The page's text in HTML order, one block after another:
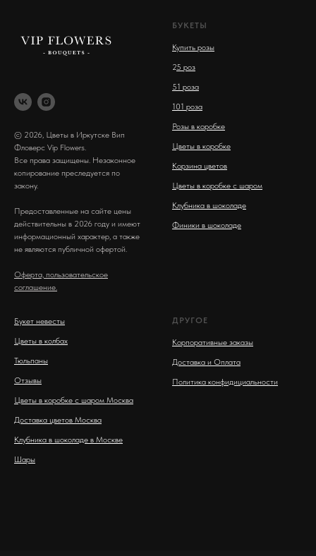
© 2026, Цветы в Иркутске Вип
Фловерс Vip Flowers.
Все права защищены. Незаконное
копирование преследуется по
закону.
Предоставленные на сайте цены
действительны в 2026 году и имеют
информационный характер, а также
не являются публичной офертой.
Оферта, пользовательское
соглашение.
БУКЕТЫ
Купить розы
25 роз
51 роза
101 роза
Розы в коробке
Цветы в коробке
Корзина цветов
Цветы в коробке с шаром
Клубника в шоколаде
Финики в шоколаде
Букет невесты
Цветы в колбах
Тюльпаны
Отзывы
Цветы в коробке с шаром Москва
Доставка цветов Москва
Клубника в шоколаде в Москве
Шары
ДРУГОЕ
Корпоративные заказы
Доставка и Оплата
Политика конфидициальности